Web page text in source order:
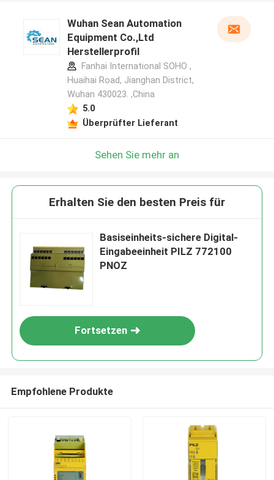
Wuhan Sean Automation
Equipment Co.,Ltd
Herstellerprofil
Fanhai International SOHO ,
Huaihai Road, Jianghan District,
Wuhan 430023. ,China
5.0
Überprüfter Lieferant
Sehen Sie mehr an
Erhalten Sie den besten Preis für
Basiseinheits-sichere Digital-
Eingabeeinheit PILZ 772100
PNOZ
Fortsetzen
Empfohlene Produkte